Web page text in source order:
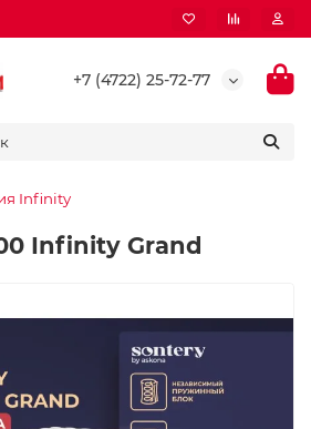
+7 (4722) 25-72-77
Infinity
Infinity Grand